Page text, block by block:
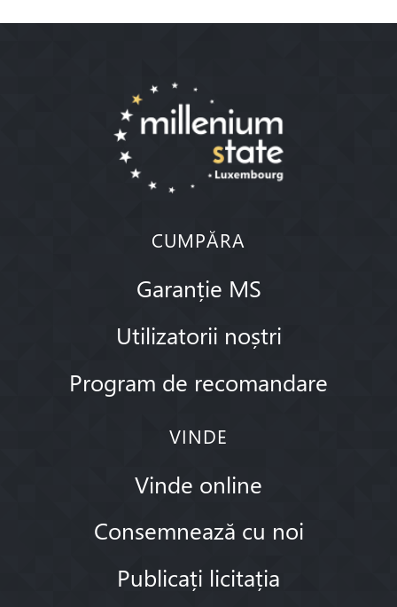
CUMPĂRA
Garanție MS
Utilizatorii noștri
Program de recomandare
VINDE
Vinde online
Consemnează cu noi
Publicați licitația